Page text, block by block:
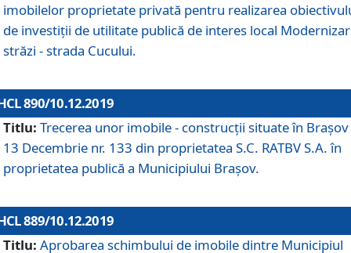
imobilelor proprietate privată pentru realizarea
de investiții de utilitate publică de interes local
străzi - strada Cucului.
890/10.12.2019
Titlu: Trecerea unor imobile - construcții situate în Brașov
13 Decembrie nr. 133 din proprietatea S.C. RATBV S.A. în
proprietatea publică a Municipiului Brașov.
889/10.12.2019
Titlu: Aprobarea schimbului de imobile dintre Municipiul